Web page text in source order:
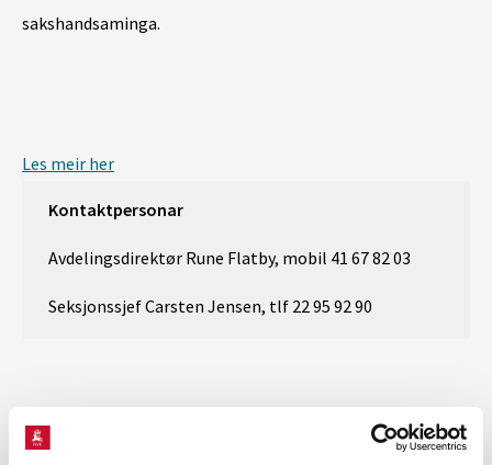
sakshandsaminga.
Les meir her
Kontaktpersonar
Avdelingsdirektør Rune Flatby, mobil 41 67 82 03
Seksjonssjef Carsten Jensen, tlf 22 95 92 90